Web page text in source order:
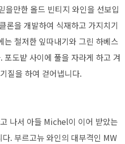
을만한 올드 빈티지 와인을 선보입
론을 개발하여 식재하고 가지치기
는 철저한 잎따내기와 그린 하베스
도밭 사이에 풀을 자라게 하고 겨
질을 하여 걷어냅니다.
나서 아들 Michel이 이어 받았는
. 부르고뉴 와인의 대부격인 MW